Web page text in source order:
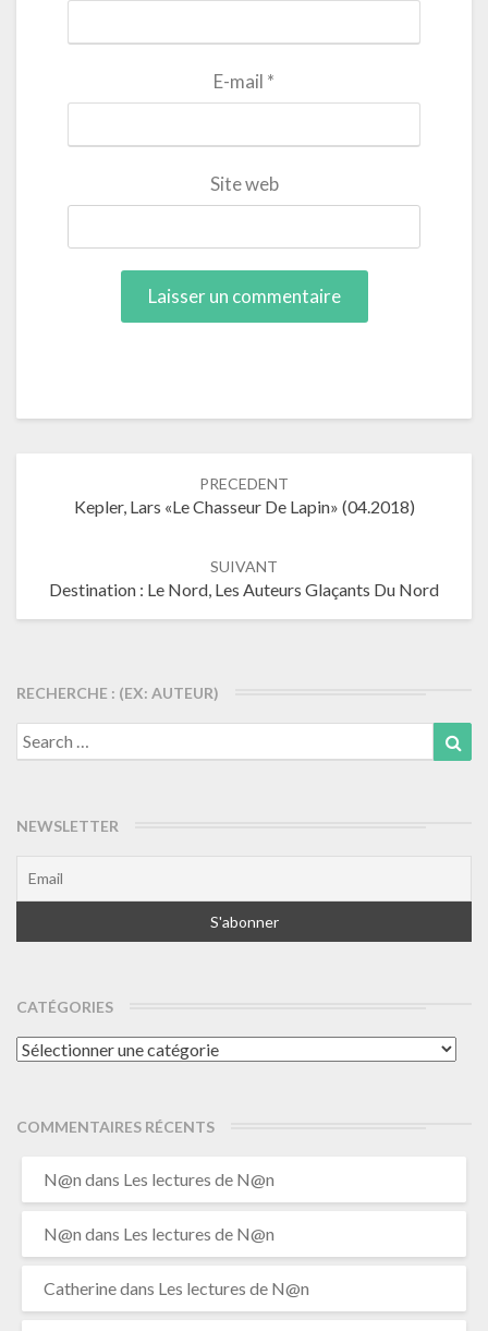
E-mail *
Site web
PRECEDENT
Kepler, Lars «Le Chasseur De Lapin» (04.2018)
SUIVANT
Destination : Le Nord, Les Auteurs Glaçants Du Nord
RECHERCHE : (EX: AUTEUR)
Search
for:
NEWSLETTER
CATÉGORIES
Catégories
COMMENTAIRES RÉCENTS
N@n dans Les lectures de N@n
N@n dans Les lectures de N@n
Catherinedans Les lectures de N@n